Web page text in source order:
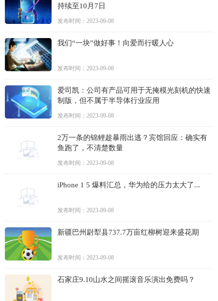
持续至10月7日
发布时间：2023-09-08
我们“一块”做好事！向爱而行暖人心
发布时间：2023-09-08
爱司凯：公司有产品可用于无掩模光刻机的快速
制版，但不属于半导体行业应用
发布时间：2023-09-08
2万一条的锦鲤趁暴雨出逃？宾馆回应：确实有
鱼跑了，不清楚数量
发布时间：2023-09-08
iPhone 1 5 爆料汇总，华为给的压力太大了...
发布时间：2023-09-08
新疆巴州尉犁县737.7万亩红柳树迎来盛花期
发布时间：2023-09-08
石家庄9.10山水之间摇滚音乐演出免费吗？